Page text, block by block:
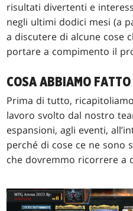
risultati divertenti e
negli ultimi dodici mesi (a
a discutere di alcune cose
portare a compimento il
COSA ABBIAMO FATTO
Prima di tutto,
lavoro svolto dal nostro
espansioni, agli eventi,
perché di cose ce ne sono
che dovremmo ricorrere a